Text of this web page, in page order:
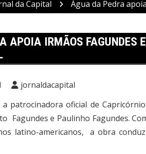
da Capital Água da Pedra
APOIA IRMÃOS FAGUNDES
jornaldacapital
patrocinadora oficial de
Fagundes e Paulinho Fagundes.
latino-americanos, a obra